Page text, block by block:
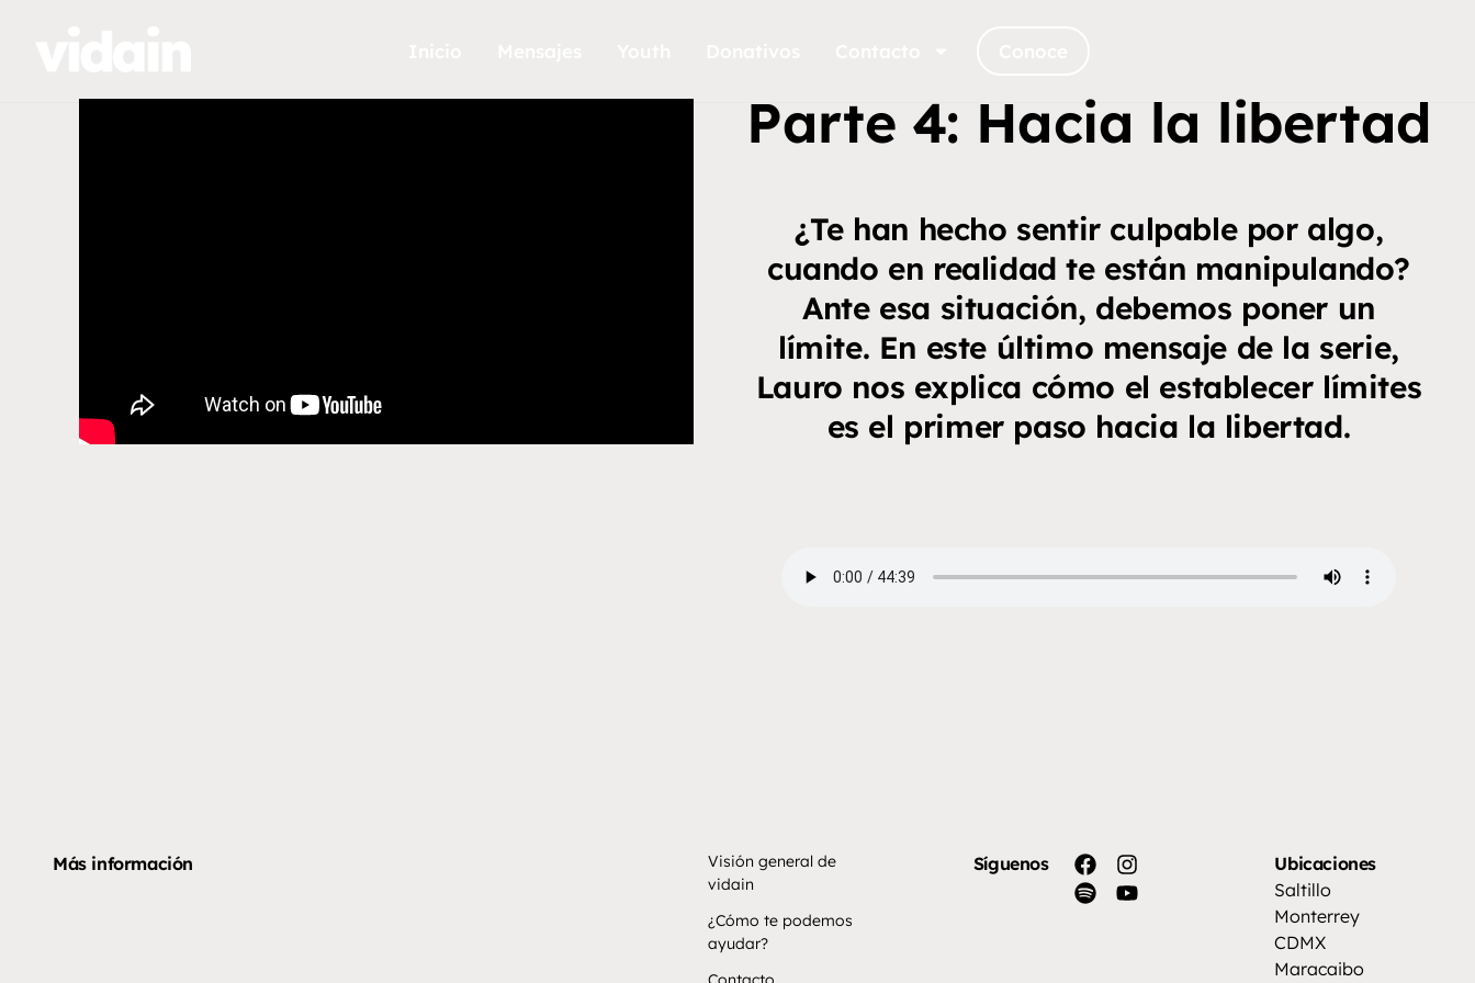
Parte 4: Hacia la libertad
¿Te han hecho sentir culpable por algo,
cuando en realidad te están manipulando?
Ante esa situación, debemos poner un
límite. En este último mensaje de la serie,
Lauro nos explica cómo el establecer límites
es el primer paso hacia la libertad.
Más información
Visión general de
vidain
¿Cómo te podemos
ayudar?
Síguenos
Ubicaciones
Saltillo
Monterrey
CDMX
Maracaibo